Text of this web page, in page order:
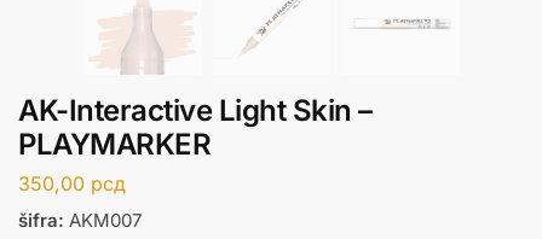
AK-Interactive Light Skin –
PLAYMARKER
350,00 рсд
šifra: AKM007